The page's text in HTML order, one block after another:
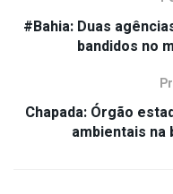
#Bahia: Duas
bandidos no
Chapada: Órgão
ambientais na